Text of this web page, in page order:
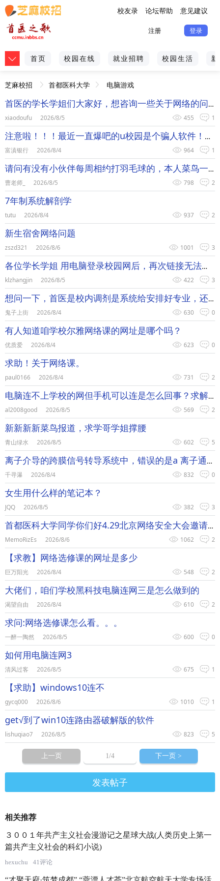
校友录 论坛帮助 意见建议
注册 登录
首页 校园在线 就业招聘 校园生活
芝麻校招 首都医科大学 电脑游戏
首医的学长学姐们大家好，想咨询一些关于网络的问题
1
455
xiaodoufu 2026/8/5
注意啦！！！最近一直爆吧的u校园是个骗人软件！大家不要下载谨
1
964
富滇银行 2026/8/4
请问有没有小伙伴每周相约打羽毛球的，本人菜鸟一枚。如果有可以
2
798
曹老师_ 2026/8/5
7年制系统解剖学
2
937
tutu 2026/8/4
新生宿舍网络问题
3
1001
zszd321 2026/8/6
各位学长学姐 用电脑登录校园网后，再次链接无法弹出登录窗口也
3
422
klzhangjin 2026/8/5
想问一下，首医是校内调剂是系统给安排好专业，还是最后需要自己
0
630
鬼子上街 2026/8/4
有人知道咱学校尔雅网络课的网址是哪个吗？
0
623
优质爱 2026/8/4
求助！关于网络课。
2
731
paul0166 2026/8/4
电脑连不上学校的网但手机可以连是怎么回事？求解求解
2
569
al2008good 2026/8/5
新新新新菜鸟报道，求学哥学姐撑腰
5
602
青山绿水 2026/8/5
离子介导的跨膜信号转导系统中，错误的是a 离子通道引起离子流
0
832
千寻瀑 2026/8/4
女生用什么样的笔记本？
3
382
JQQ 2026/8/5
首都医科大学同学你们好4.29北京网络安全大会邀请您参展
2
1062
MemoRizEs 2026/8/6
【求教】网络选修课的网址是多少
2
548
巨万阳光 2026/8/4
大佬们，咱们学校黑科技电脑连网三是怎么做到的
2
610
渴望自由 2026/8/4
求问:网络选修课怎么看。。。
0
600
一醉一陶然 2026/8/5
如何用电脑连网3
1
675
清风过客 2026/8/5
【求助】windows10连不
1
1010
gycq000 2026/8/6
get√到了win10连路由器破解版的软件
5
823
lishuqiao7 2026/8/5
上一页 1/4 下一页 >
发表帖子
相关推荐
３００１年共产主义社会漫游记之星球大战(人类历史上第一
篇共产主义社会的科幻小说)
hexuchu 41评论